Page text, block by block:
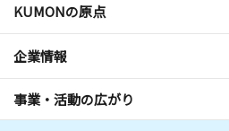
KUMONの原点
企業情報
事業・活動の広がり